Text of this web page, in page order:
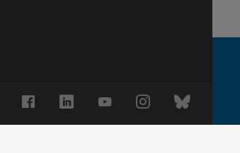
FacebookLinkedInYouTubeInstagramBluesky